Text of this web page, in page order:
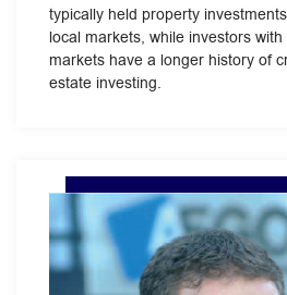
typically held property
local markets, while investors
markets have a longer history of
estate investing.